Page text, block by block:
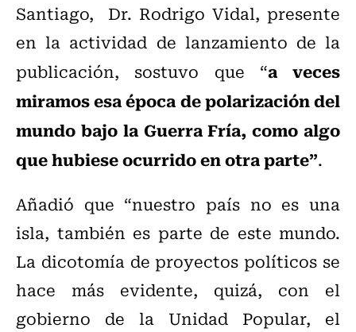
Santiago, Dr. Rodrigo Vidal, presente
en la actividad de lanzamiento de la
publicación, sostuvo que “a veces
miramos esa época de polarización del
mundo bajo la Guerra Fría, como algo
que hubiese ocurrido en otra parte”.
Añadió que “nuestro país no es una
isla, también es parte de este mundo.
La dicotomía de proyectos políticos se
hace más evidente, quizá, con el
gobierno de la Unidad Popular, el